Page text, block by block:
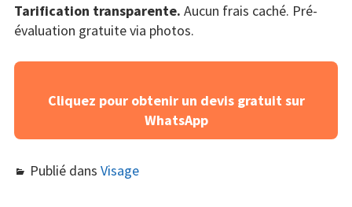
Tarification transparente. Aucun frais caché. Pré-
évaluation gratuite via photos.
Cliquez pour obtenir un devis gratuit sur
WhatsApp
Publié dans Visage